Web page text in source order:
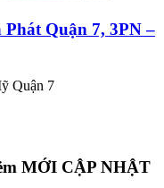
Quận 7, 3PN –
Quận 7
MỚI CẬP NHẬT